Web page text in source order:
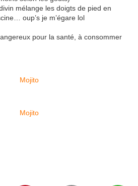
mélange les doigts de pied en
oup’s je m’égare lol
pour la santé, à consommer